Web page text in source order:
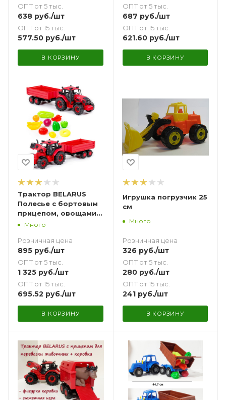
ОПТ от 5 тыс.
638 руб./шт
ОПТ от 15 тыс.
577.50 руб./шт
В КОРЗИНУ
мини овощей и
фруктов (10 шт.)
ОПТ от 5 тыс.
687 руб./шт
ОПТ от 15 тыс.
621.60руб./шт
В КОРЗИНУ
Трактор BELARUS
Полесье с бортовым
прицепом, овощами и
фруктами (10 шт.)
Много
Розничная цена
895 руб./шт
ОПТ от 5 тыс.
1 325 руб./шт
ОПТ от 15 тыс.
695.52 руб./шт
В КОРЗИНУ
Игрушка погрузчик 25
см
Много
Розничная цена
326 руб./шт
ОПТ от 5 тыс.
280руб./шт
ОПТ от 15 тыс.
241руб./шт
В КОРЗИНУ